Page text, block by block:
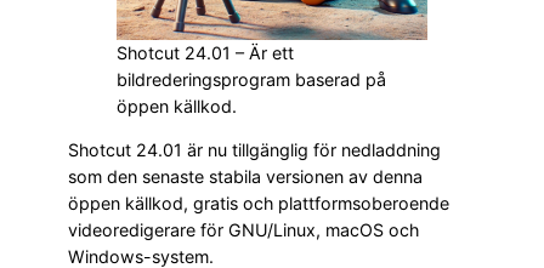
Shotcut 24.01 – Är ett
bildrederingsprogram baserad på
öppen källkod.
Shotcut 24.01 är nu tillgänglig för nedladdning
som den senaste stabila versionen av denna
öppen källkod, gratis och plattformsoberoende
videoredigerare för GNU/Linux, macOS och
Windows-system.